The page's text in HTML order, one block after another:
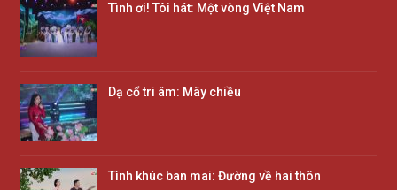
Tình ơi! Tôi hát: Một vòng Việt Nam
Dạ cổ tri âm: Mây chiều
Tình khúc ban mai: Đường về hai thôn